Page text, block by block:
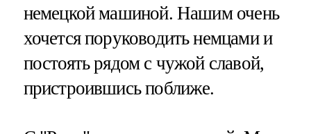
немецкой машиной. Нашим очень
хочется поруководить немцами и
постоять рядом с чужой славой,
пристроившись поближе.